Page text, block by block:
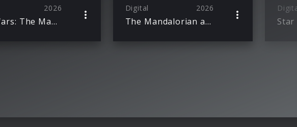
2026
Star Wars: The Mandalorian and Grogu
Digital 2026
The Mandalorian and Grogu (Boys Noize Remix)